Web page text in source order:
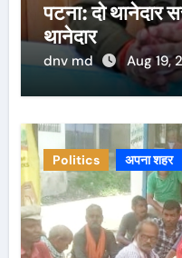
पटना: दो थानेदार
थानेदार
dnv md Aug 19,
Politics अपना शहर